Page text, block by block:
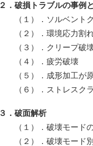
２．破損トラブルの事例
（１）．ソルベントク
（２）．環境応力割
（３）．クリープ破
（４）．疲労破壊
（５）．成形加工が
（６）．ストレスクラ
３．破面解析
（１）．破壊モードの
（２）．破壊モード別